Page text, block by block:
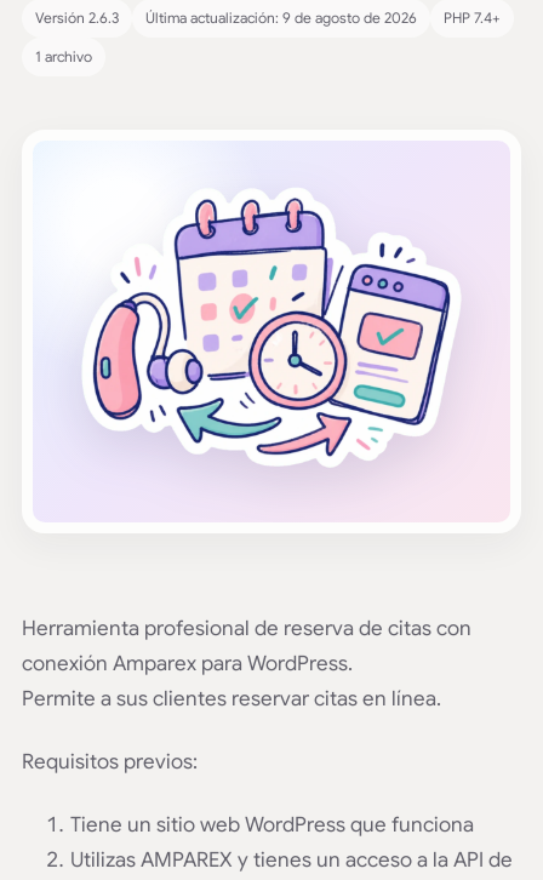
Versión 2.6.3 Última actualización: 9 de agosto de 2026 PHP 7.4+
1 archivo
Herramienta profesional de reserva de citas con
conexión Amparex para WordPress.
Permite a sus clientes reservar citas en línea.
Requisitos previos:
Tiene un sitio web WordPress que funciona
Utilizas AMPAREX y tienes un acceso a la API de